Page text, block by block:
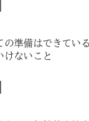
の準備はできてい
けないこと